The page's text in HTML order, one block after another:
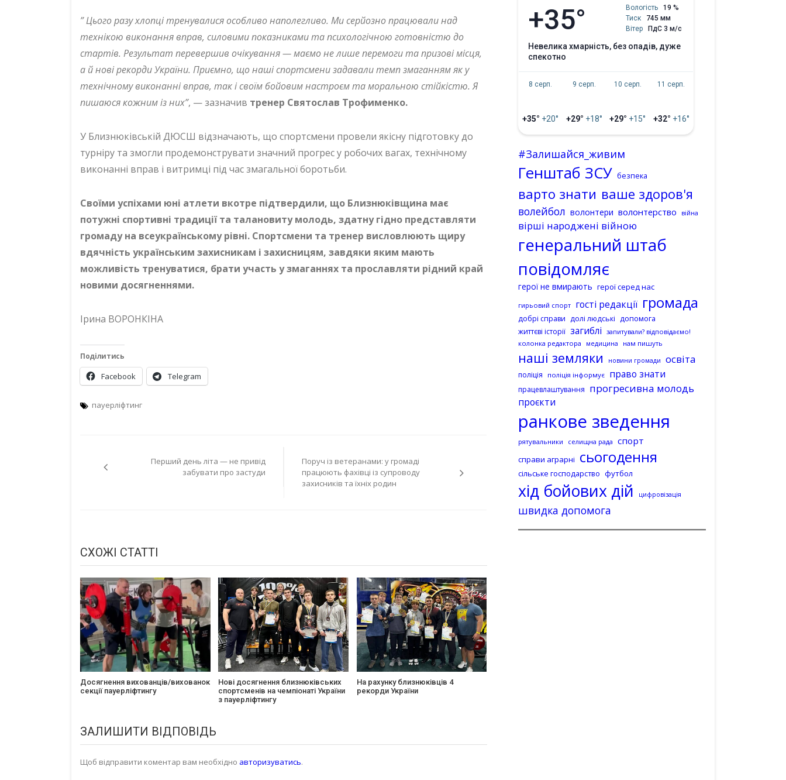
” Цього разу хлопці тренувалися особливо наполегливо. Ми серйозно працювали над
технікою виконання вправ, силовими показниками та психологічною готовністю до
стартів. Результат перевершив очікування — маємо не лише перемоги та призові місця,
а й нові рекорди України. Приємно, що наші спортсмени задавали темп змаганням як у
технічному виконанні вправ, так і своїм бойовим настроєм та моральною стійкістю. Я
пишаюся кожним із них”, — зазначив тренер Святослав Трофименко.
У Близнюківській ДЮСШ відзначають, що спортсмени провели якісну підготовку до
турніру та змогли продемонструвати значний прогрес у робочих вагах, технічному
виконанні вправ і витримці під час змагальної боротьби.
Своїми успіхами юні атлети вкотре підтвердили, що Близнюківщина має
потужні спортивні традиції та талановиту молодь, здатну гідно представляти
громаду на всеукраїнському рівні. Спортсмени та тренер висловлюють щиру
вдячність українським захисникам і захисницям, завдяки яким мають
можливість тренуватися, брати участь у змаганнях та прославляти рідний край
новими досягненнями.
Ірина ВОРОНКІНА
Поділитись
Facebook Telegram
пауерліфтинг
записівПерший день літа — не привід
забувати про застуди
Поруч із ветеранами: у громаді
працюють фахівці із супроводу
захисників та їхніх родин
СХОЖІ СТАТТІ
Досягнення вихованців/вихованок
секції пауерліфтингу
Нові досягнення близнюківських
спортсменів на чемпіонаті України
з пауерліфтингу
На рахунку близнюківців 4
рекорди України
ЗАЛИШИТИ ВІДПОВІДЬ
Щоб відправити коментар вам необхідно авторизуватись.
+35° Вологість
19 %
Тиск
745 мм
Вітер
ПдС 3 м/с
невелика хмарність, без опадів, дуже
спекотно
8 серп.
+35° +20°
9 серп.
+29° +18°
10 серп.
+29° +15°
11 серп.
+32° +16°
#Залишайся_живим
Генштаб ЗСУ безпека
варто знати ваше здоров'я
волейбол волонтери волонтерство війна
вірші народжені війною
генеральний штаб
повідомляє
герої не вмирають герої серед нас
гирьовий спорт гості редакції громада
добрі справи долі людські допомога
життєві історії загиблі запитували? відповідаємо!
колонка редактора
медицина нам пишуть
наші земляки новини громади освіта
поліція поліція інформує право знати
працевлаштування прогресивна молодь
проєкти
ранкове зведення
рятувальники селищна рада спорт
справи аграрні сьогодення
сільське господарство футбол
хід бойових дій цифровізація
швидка допомога